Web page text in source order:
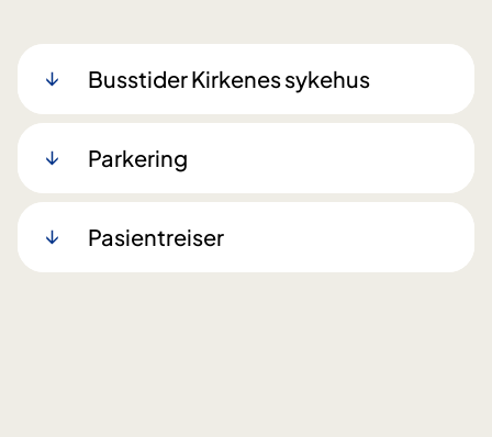
Busstider Kirkenes sykehus
Parkering
Pasientreiser